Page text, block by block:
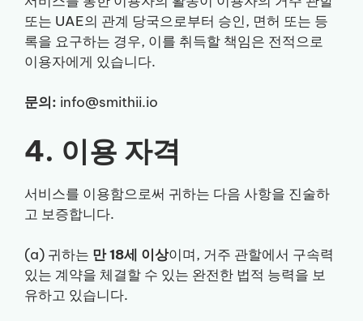
또는 UAE의 관계 당국으로부터 승인, 면허 또는 등
록을 요구하는 경우, 이를 취득할 책임은 전적으로
이용자에게 있습니다.
문의: info@smithii.io
4. 이용 자격
서비스를 이용함으로써 귀하는 다음 사항을 진술하
고 보증합니다.
(a) 귀하는 만 18세 이상이며, 거주 관할에서 구속력
있는 계약을 체결할 수 있는 완전한 법적 능력을 보
유하고 있습니다.